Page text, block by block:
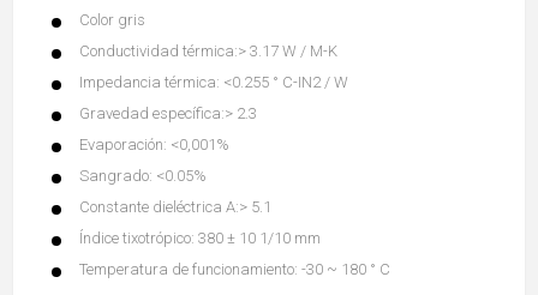
Color gris
Conductividad térmica:> 3.17 W / M-K
Impedancia térmica: <0.255 ° C-IN2 / W
Gravedad específica:> 2.3
Evaporación: <0,001%
Sangrado: <0.05%
Constante dieléctrica A:> 5.1
Índice tixotrópico: 380 ± 10 1/10 mm
Temperatura de funcionamiento: -30 ~ 180 ° C